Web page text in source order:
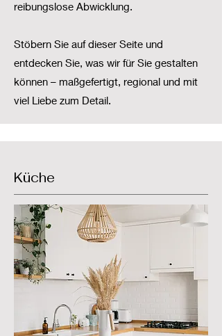
reibungslose Abwicklung.
Stöbern Sie auf dieser Seite und
entdecken Sie, was wir für Sie gestalten
können – maßgefertigt, regional und mit
viel Liebe zum Detail.
Küche